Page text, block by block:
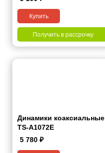
Купить
Получить в рассрочку
Динамики коаксиальные
TS-A1072E
5 780 ₽